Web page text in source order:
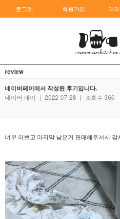
로그인 회원가입 마
review
네이버페이에서 작성된 후기입니다.
네이버 페이 | 2022-07-28 | 조회수 366
너무 이쁘고 마지막 남은거 판매해주셔서 감